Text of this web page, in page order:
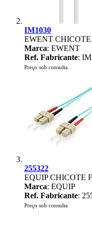
IM1030
EWENT
Marca: EWENT
Ref. Fabricante:
Preço sob consulta
255322
EQUIP CHICOTE
Marca: EQUIP
Ref. Fabricante:
Preço sob consulta